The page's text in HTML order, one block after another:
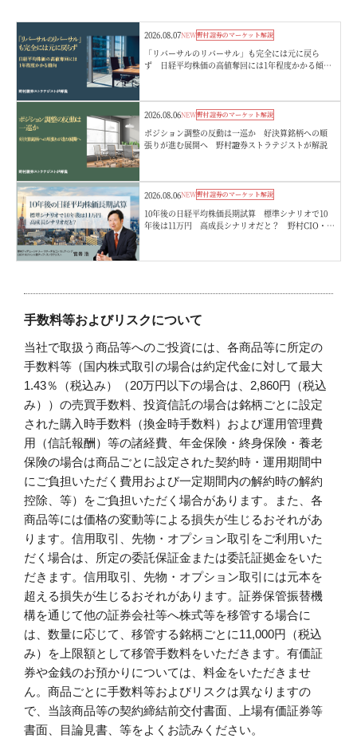
2026.08.07NEW野村證券のマーケット解説
「リバーサルのリバーサル」も完全には元に戻ら
ず 日経平均株価の高値奪回には1年程度かかる傾
2026.08.06NEW野村證券のマーケット解説
ポジション調整の反動は一巡か 好決算銘柄への順
張りが進む展開へ 野村證券ストラテジストが解説
2026.08.06NEW野村證券のマーケット解説
10年後の日経平均株価長期試算 標準シナリオで10
年後は11万円 高成長シナリオだと？ 野村CIO・宮
手数料等およびリスクについて
当社で取扱う商品等へのご投資には、各商品等に所定の
手数料等（国内株式取引の場合は約定代金に対して最大
1.43％（税込み）（20万円以下の場合は、2,860円（税込
み））の売買手数料、投資信託の場合は銘柄ごとに設定
された購入時手数料（換金時手数料）および運用管理費
用（信託報酬）等の諸経費、年金保険・終身保険・養老
保険の場合は商品ごとに設定された契約時・運用期間中
にご負担いただく費用および一定期間内の解約時の解約
控除、等）をご負担いただく場合があります。また、各
商品等には価格の変動等による損失が生じるおそれがあ
ります。信用取引、先物・オプション取引をご利用いた
だく場合は、所定の委託保証金または委託証拠金をいた
だきます。信用取引、先物・オプション取引には元本を
超える損失が生じるおそれがあります。証券保管振替機
構を通じて他の証券会社等へ株式等を移管する場合に
は、数量に応じて、移管する銘柄ごとに11,000円（税込
み）を上限額として移管手数料をいただきます。有価証
券や金銭のお預かりについては、料金をいただきませ
ん。商品ごとに手数料等およびリスクは異なりますの
で、当該商品等の契約締結前交付書面、上場有価証券等
書面、目論見書、等をよくお読みください。